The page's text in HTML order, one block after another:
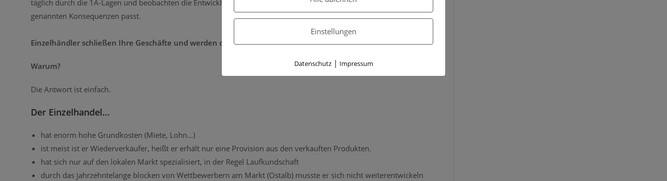
täglich durch die 1A-Lagen und beobachten die Entwicklung. Dabei ist uns eines aufgefallen, was genau zu den oben
genannten Konsequenzen passt.
Einzelhändler schließen Ihre Geschäfte und werden durch Dienstleister ersetzt.
Warum?
Die Antwort ist einfach.
Der Einzelhandel…
hat enorm hohe Grundkosten (Miete, Lohn…)
ist meist ist er Wiederverkäufer, heißt er erhält nur eine Provision aus den verkauften Produkten.
hat sich nur auf den lokalen Markt spezialisiert, in der Regel Laufkundschaft
durch das jahrzehntelange blocken von Wettbewerbern am Markt (Ostalb) musste er sich nicht weiterentwickeln
Einstellungen
Datenschutz| Impressum